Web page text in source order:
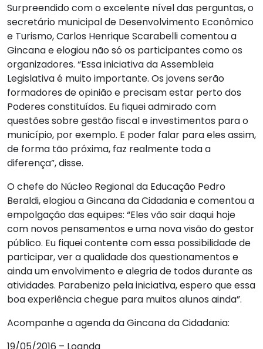
Surpreendido com o excelente nível das perguntas, o
secretário municipal de Desenvolvimento Econômico
e Turismo, Carlos Henrique Scarabelli comentou a
Gincana e elogiou não só os participantes como os
organizadores. “Essa iniciativa da Assembleia
Legislativa é muito importante. Os jovens serão
formadores de opinião e precisam estar perto dos
Poderes constituídos. Eu fiquei admirado com
questões sobre gestão fiscal e investimentos para o
município, por exemplo. E poder falar para eles assim,
de forma tão próxima, faz realmente toda a
diferença”, disse.
O chefe do Núcleo Regional da Educação Pedro
Beraldi, elogiou a Gincana da Cidadania e comentou a
empolgação das equipes: “Eles vão sair daqui hoje
com novos pensamentos e uma nova visão do gestor
público. Eu fiquei contente com essa possibilidade de
participar, ver a qualidade dos questionamentos e
ainda um envolvimento e alegria de todos durante as
atividades. Parabenizo pela iniciativa, espero que essa
boa experiência chegue para muitos alunos ainda”.
Acompanhe a agenda da Gincana da Cidadania:
19/05/2016 – Loanda